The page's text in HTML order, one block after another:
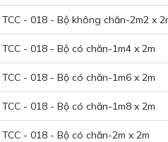
- 018 - Bộ không chăn-2m2 x
- 018 - Bộ có chăn-1m4 x 2m
- 018 - Bộ có chăn-1m6 x 2m
- 018 - Bộ có chăn-1m8 x 2m
- 018 - Bộ có chăn-2m x 2m